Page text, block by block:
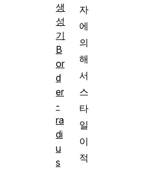
자
에
의
해
서
스
타
일
이
적
생
성
기
B
or
d
er
-
ra
di
u
s